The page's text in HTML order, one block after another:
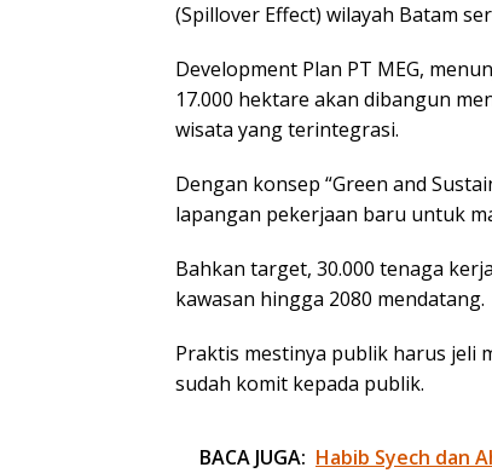
(Spillover Effect) wilayah Batam
Development Plan PT MEG,
17.000 hektare akan dibangun
wisata yang terintegrasi.
Dengan konsep “Green and
lapangan pekerjaan baru untuk
Bahkan target, 30.000 tenaga
kawasan hingga 2080 mendatang.
Praktis mestinya publik harus jeli
sudah komit kepada publik.
BACA JUGA: Habib Syech dan